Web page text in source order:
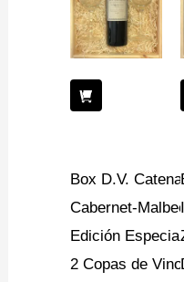
Box D.V. Catena
Cabernet-
Edición
2 Copas de Vino